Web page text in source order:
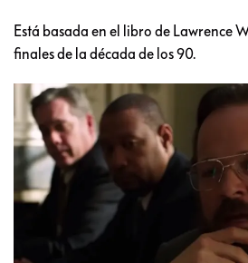
Está basada en el libro de Lawrence
finales de la década de los 90.